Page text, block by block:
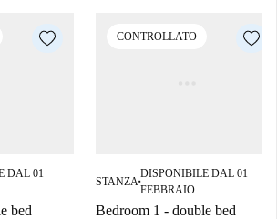
Raul J C E. Esplora la varietà culinaria di
atmosfera locale.
DAL 01
bed
CONTROLLATO
STANZA ■
DISPONIBILE DAL 01
FEBBRAIO
Bedroom 1 - double bed